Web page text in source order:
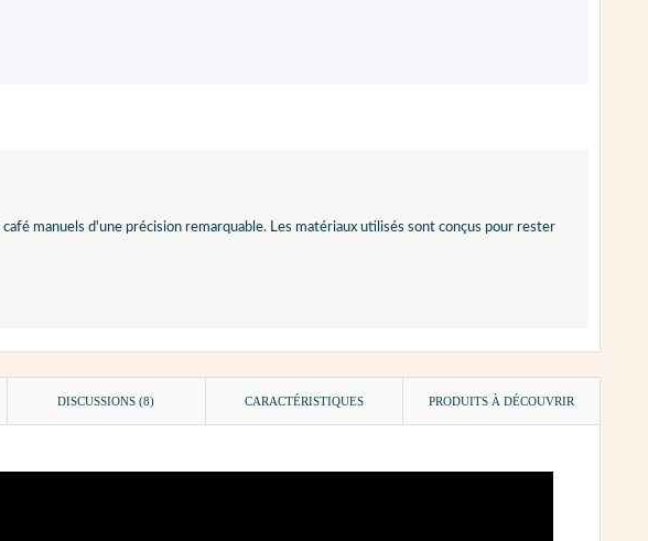
manuels d'une précision remarquable. Les matériaux utilisés sont conçus pour rester
DISCUSSIONS (8) CARACTÉRISTIQUES PRODUITS À DÉCOUVRIR